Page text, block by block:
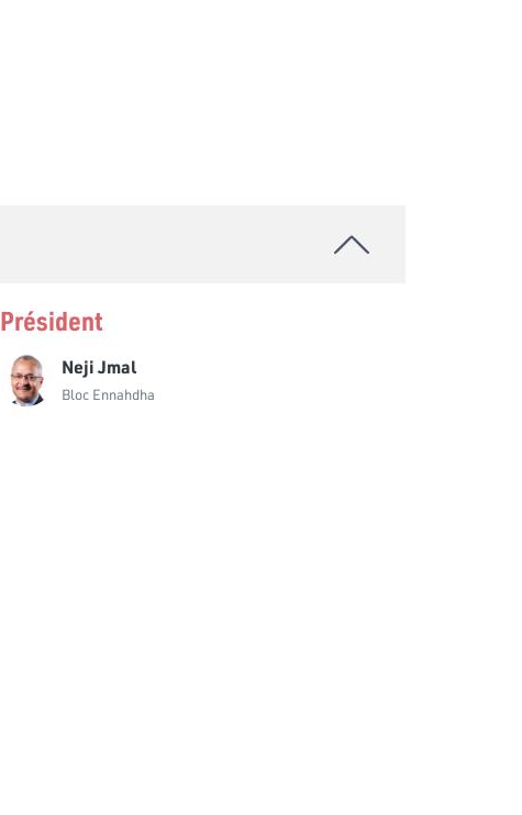
Président
Neji Jmal
Bloc Ennahdha